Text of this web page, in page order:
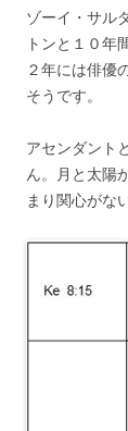
ゾーイ・サル
トンと１０年
２年には俳優
そうです。
アセンダント
ん。月と太陽
まり関心がな